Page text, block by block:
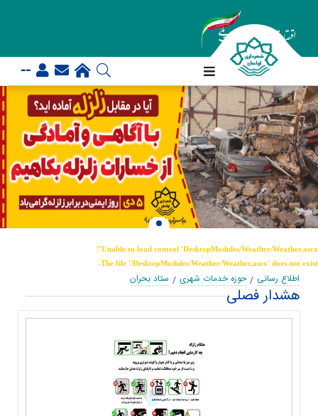
--
Unable to load control 'DesktopModules/Weather/Weather.ascx'!
The file '/DesktopModules/Weather/Weather.ascx' does not exist.
اطلاع رسانی حوزه خدمات شهری ستاد بحران
هشدار فصلی